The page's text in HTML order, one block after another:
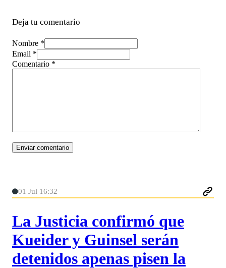
Deja tu comentario
Nombre *
Email *
Comentario *
01 Jul 16:32
La Justicia confirmó que
Kueider y Guinsel serán
detenidos apenas pisen la